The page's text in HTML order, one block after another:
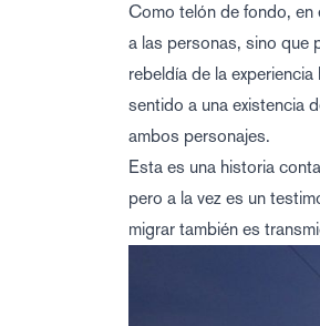
Como telón de fondo, en
a las personas, sino que
rebeldía de la
sentido a una existencia
ambos personajes.
Esta es una historia
pero a la vez es un
migrar también es